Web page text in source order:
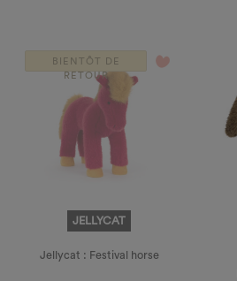
BIENTÔT DE
RETOUR
favorite_border
JELLYCAT
Jellycat : Festival horse